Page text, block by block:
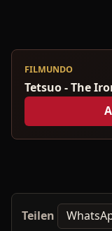
FILMUNDO
Tetsuo - The
Teilen